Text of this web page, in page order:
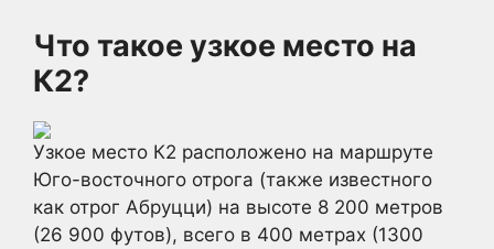
Что такое узкое место на
К2?
Узкое место К2 расположено на маршруте
Юго-восточного отрога (также известного
как отрог Абруцци) на высоте 8 200 метров
(26 900 футов), всего в 400 метрах (1300